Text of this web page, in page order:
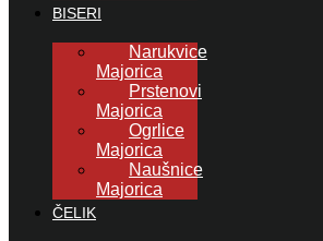
BISERI
Narukvice
Majorica
Prstenovi
Majorica
Ogrlice
Majorica
Naušnice
Majorica
ČELIK